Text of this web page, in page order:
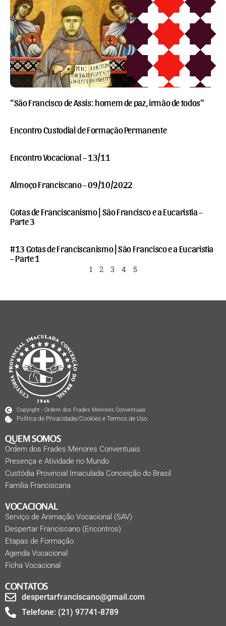
“São Francisco de Assis: homem de paz, irmão de todos”
Encontro Custodial de Formação Permanente
Encontro Vocacional – 13/11
Almoço Franciscano – 09/10/2022
Gotas de Franciscanismo | São Francisco e a Eucaristia –
Parte 3
#13 Gotas de Franciscanismo | São Francisco e a Eucaristia
– Parte 1
1 2 3 4 5
Copyright - Ordem dos Frades Menores Conventuais
Política de Privacidade/Cookies e Termos de Uso.
QUEM SOMOS
Ordem dos Frades Menores Conventuais
Presença e Atividade no Mundo
Custódia Provincial Imaculada Conceição do Brasil
Família Franciscana
VOCACIONAL
Serviço de Animação Vocacional (SAV)
Despertar Franciscano (Encontros)
Etapas de Formação
Agenda Vocacional
Ficha Vocacional
CONTATOS
despertarfranciscano@gmail.com
Telefone: (21) 97741-8789